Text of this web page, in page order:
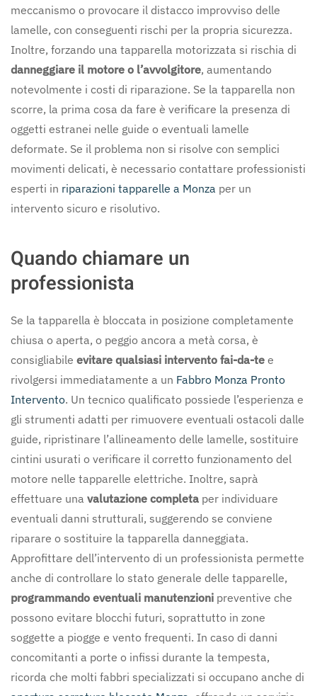
meccanismo o provocare il distacco improvviso delle
lamelle, con conseguenti rischi per la propria sicurezza.
Inoltre, forzando una tapparella motorizzata si rischia di
danneggiare il motore o l’avvolgitore, aumentando
notevolmente i costi di riparazione. Se la tapparella non
scorre, la prima cosa da fare è verificare la presenza di
oggetti estranei nelle guide o eventuali lamelle
deformate. Se il problema non si risolve con semplici
movimenti delicati, è necessario contattare professionisti
esperti in riparazioni tapparelle a Monza per un
intervento sicuro e risolutivo.
Quando chiamare un
professionista
Se la tapparella è bloccata in posizione completamente
chiusa o aperta, o peggio ancora a metà corsa, è
consigliabile evitare qualsiasi intervento fai-da-te e
rivolgersi immediatamente a un Fabbro Monza Pronto
Intervento. Un tecnico qualificato possiede l’esperienza e
gli strumenti adatti per rimuovere eventuali ostacoli dalle
guide, ripristinare l’allineamento delle lamelle, sostituire
cintini usurati o verificare il corretto funzionamento del
motore nelle tapparelle elettriche. Inoltre, saprà
effettuare una valutazione completa per individuare
eventuali danni strutturali, suggerendo se conviene
riparare o sostituire la tapparella danneggiata.
Approfittare dell’intervento di un professionista permette
anche di controllare lo stato generale delle tapparelle,
programmando eventuali manutenzioni preventive che
possono evitare blocchi futuri, soprattutto in zone
soggette a piogge e vento frequenti. In caso di danni
concomitanti a porte o infissi durante la tempesta,
ricorda che molti fabbri specializzati si occupano anche di